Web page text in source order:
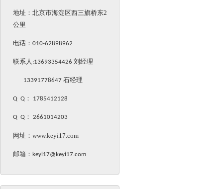
地址：北京市海淀区西三旗桥东2
公里
电话： 010-62898962
联系人:13693354426 刘经理
13391778647 石经理
Q Q ： 1785412128
Q Q ： 2661014203
网址： www.keyi17.com
邮箱： keyi17@keyi17.com